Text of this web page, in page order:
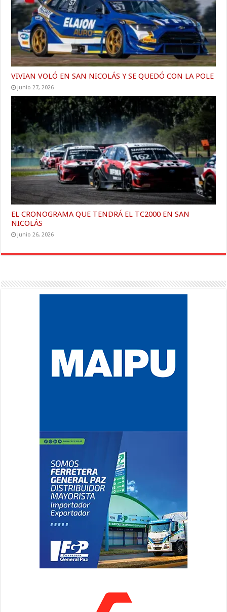
VIVIAN VOLÓ EN SAN NICOLÁS Y SE QUEDÓ CON LA POLE
junio 27, 2026
EL CRONOGRAMA QUE TENDRÁ EL TC2000 EN SAN
NICOLÁS
junio 26, 2026